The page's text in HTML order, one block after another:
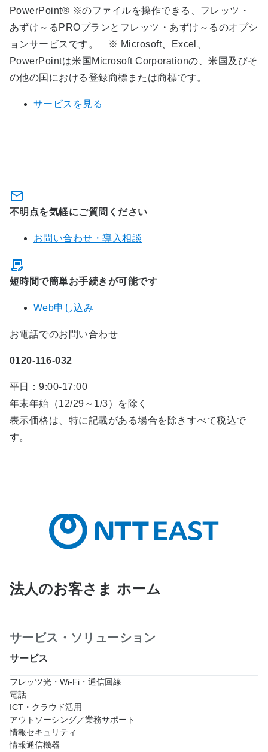
PowerPoint® ※のファイルを操作できる、フレッツ・
あずけ～るPROプランとフレッツ・あずけ～るのオプシ
ョンサービスです。 ※ Microsoft、Excel、
PowerPointは米国Microsoft Corporationの、米国及びそ
の他の国における登録商標または商標です。
サービスを見る
不明点を気軽にご質問ください
お問い合わせ・導入相談
短時間で簡単お手続きが可能です
Web申し込み
お電話でのお問い合わせ
0120-116-032
平日：9:00-17:00
年末年始（12/29～1/3）を除く
表示価格は、特に記載がある場合を除きすべて税込で
す。
法人のお客さま ホーム
サービス・ソリューション
サービス
フレッツ光・Wi-Fi・通信回線
電話
ICT・クラウド活用
アウトソーシング／業務サポート
情報セキュリティ
情報通信機器